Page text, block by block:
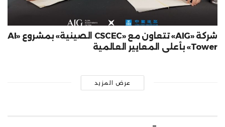
شركة «AIG» تتعاون مع «CSCEC الصينية» بمشروع «AI
Tower» بأعلى المعايير العالمية
عرض المزيد